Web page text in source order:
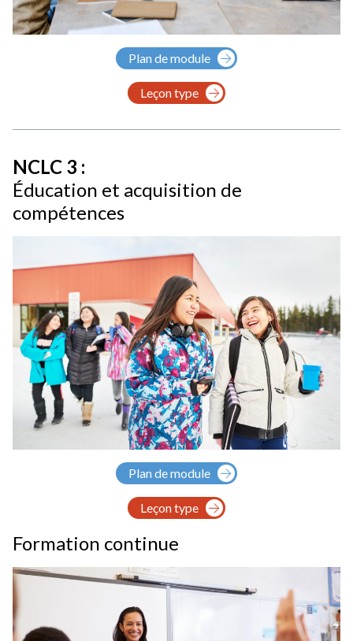
Plan de module
Leçon type
NCLC 3 :
Éducation et acquisition de
compétences
Plan de module
Leçon type
Formation continue